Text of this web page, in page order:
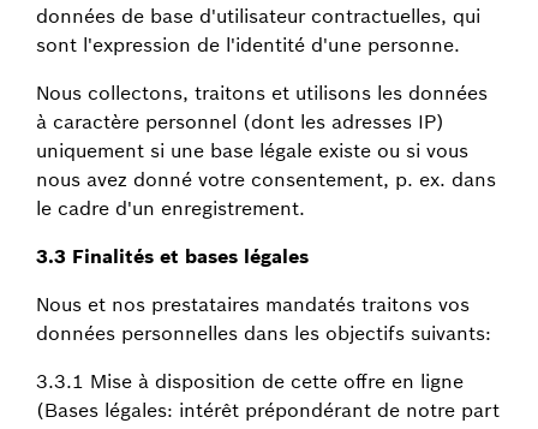
données de base d'utilisateur contractuelles, qui
sont l'expression de l'identité d'une personne.
Nous collectons, traitons et utilisons les données
à caractère personnel (dont les adresses IP)
uniquement si une base légale existe ou si vous
nous avez donné votre consentement, p. ex. dans
le cadre d'un enregistrement.
3.3 Finalités et bases légales
Nous et nos prestataires mandatés traitons vos
données personnelles dans les objectifs suivants:
3.3.1 Mise à disposition de cette offre en ligne
(Bases légales: intérêt prépondérant de notre part